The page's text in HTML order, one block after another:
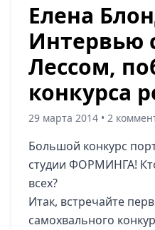
Елена
Интервью
Лессом,
конкурса
29 марта 2014 • 2
Большой конкурс
студии ФОРМИНГА!
всех?
Итак, встречайте
самохвального